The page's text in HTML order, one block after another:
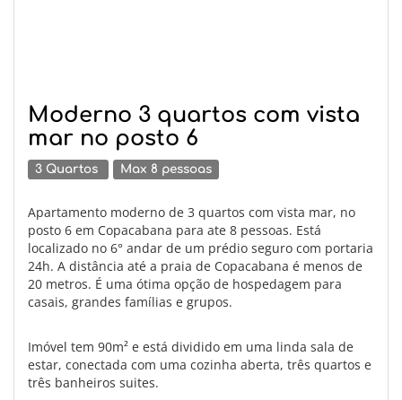
Moderno 3 quartos com vista
mar no posto 6
3 Quartos Max 8 pessoas
Apartamento moderno de 3 quartos com vista mar, no
posto 6 em Copacabana para ate 8 pessoas. Está
localizado no 6° andar de um prédio seguro com portaria
24h. A distância até a praia de Copacabana é menos de
20 metros. É uma ótima opção de hospedagem para
casais, grandes famílias e grupos.
Imóvel tem 90m² e está dividido em uma linda sala de
estar, conectada com uma cozinha aberta, três quartos e
três banheiros suites.